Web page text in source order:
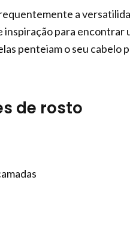
a
inspiração para encontrar
penteiam o seu cabelo
de rosto